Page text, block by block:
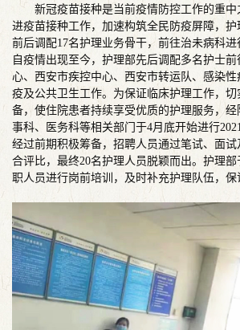
新冠疫苗接种是当前疫情防控工作的重中
进疫苗接种工作，加速构筑全民防疫屏障，护
前后调配17名护理业务骨干，前往治未病科进
自疫情出现至今，护理部先后调配多名护士
心、西安市疾控中心、西安市转运队、感染
疫及公共卫生工作。为保证临床护理工作，
备，使住院患者持续享受优质的护理服务，
事科、医务科等相关部门于4月底开始进行
经过前期积极筹备，招聘人员通过笔试、面
合评比，最终20名护理人员脱颖而出。护理部
职人员进行岗前培训，及时补充护理队伍，保